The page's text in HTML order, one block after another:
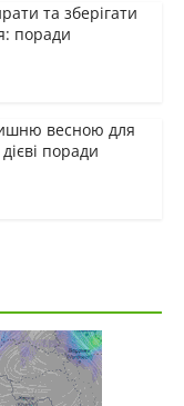
та зберігати
поради
весною для
поради